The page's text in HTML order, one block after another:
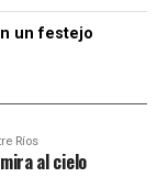
un festejo
Ríos
al cielo